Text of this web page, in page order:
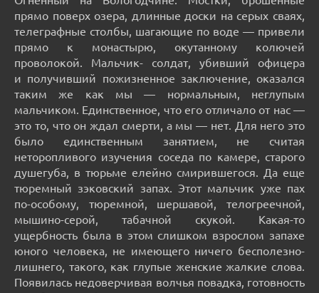
прямо поверх озера, длинные доски на серых сваях,
телеграфные столбы, шагающие по воде — привели
прямо к монастырю, окутанному колючей
проволокой. Мальчик- солдат, убивший офицера
и получивший пожизненное заключение, оказался
таким же как мы — нормальным, неглупым
мальчиком. Единственное, что его отличало от нас —
это то, что он ждал смерти, а мы — нет. Для него это
было единственным занятием, не считая
неторопливого изучения соседа по камере, старого
душегуба, в тюрьме елейно смирившегося. Да еще
тюремный зэковский запах. Этот мальчик уже пах
по-особому, тюремной, шершавой, телогреечной,
мышино-серой, табачной скукой. Какая-то
ущербность была в этом слишком взрослом запахе
юного человека, не имеющего ничего бесполезно-
лишнего, такого, как глупые женские жалкие слова.
Появилась недоверчивая волчья повадка, готовность